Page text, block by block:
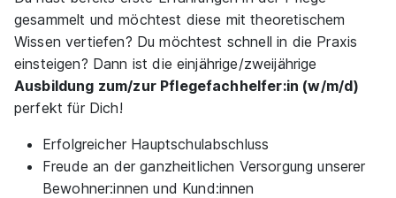
Ausbildung Pflegefachfrau/Pflegefachmann (3
Jahre) apm
01.04.2027
59555 Lippstadt
gesammelt und möchtest diese mit theoretischem
Wissen vertiefen? Du möchtest schnell in die Praxis
einsteigen? Dann ist die einjährige/zweijährige
Ausbildung zum/zur Pflegefachhelfer:in (w/m/d)
perfekt für Dich!
Erfolgreicher Hauptschulabschluss
Freude an der ganzheitlichen Versorgung unserer
Bewohner:innen und Kund:innen